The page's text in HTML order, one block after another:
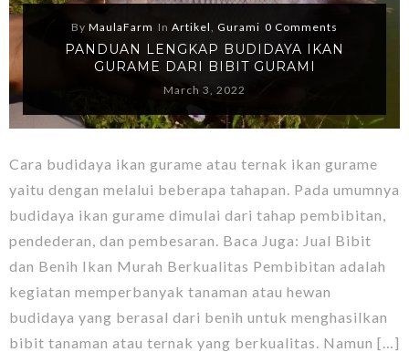
By MaulaFarm In Artikel Gurami 0 Comments
PANDUAN LENGKAP BUDIDAYA IKAN
GURAME DARI BIBIT GURAMI
March 3, 2022
Cara budidaya ikan gurame atau ternak ikan gurame
yaitu dengan melalui beberapa tahapan. Pada umumnya
budidaya ikan gurame dimulai dari tahap pembibitan,
pendederan, dan pembesaran. Baca Juga: Jual Bibit
dan Benih Ikan Murah Berkualitas Pembibitan adalah
kegiatan memperbanyak tanaman atau hewan
budidaya yang berasal dari benih untuk menghasilkan
bibit tanaman atau ternak yang berkualitas. Namun […]